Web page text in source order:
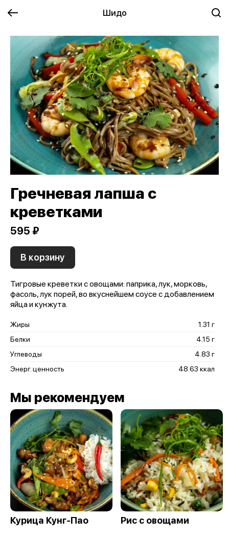
Шидо
Гречневая лапша с
креветками
595 ₽
В корзину
Тигровые креветки с овощами: паприка, лук, морковь,
фасоль, лук порей, во вкуснейшем соусе с добавлением
яйца и кунжута.
Жиры
1.31 г
Белки
4.15 г
Углеводы
4.83 г
Энерг. ценность
48.63 ккал
Мы рекомендуем
Курица Кунг-Пао Рис с овощами